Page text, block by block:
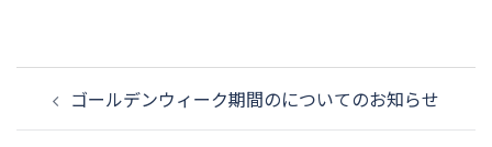
ゴールデンウィーク期間のについてのお知らせ